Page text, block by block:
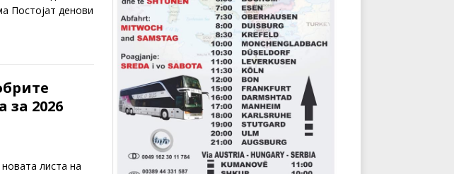
Постојат денови
за 2026
листа на